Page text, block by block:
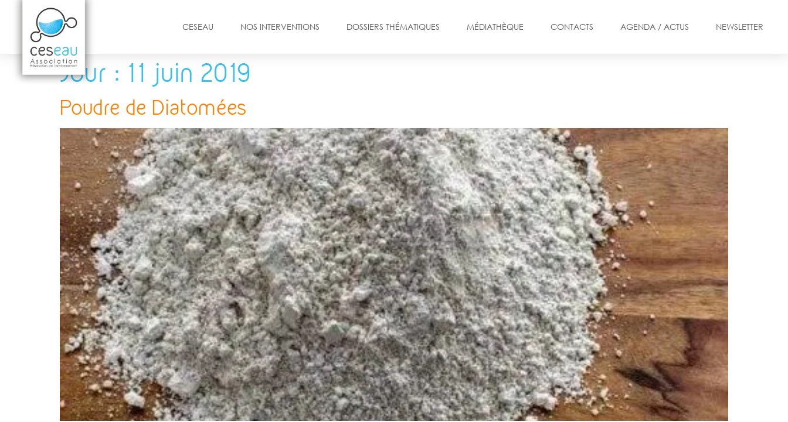
CESEAU NOS INTERVENTIONS DOSSIERS THÉMATIQUES MÉDIATHÈQUE CONTACTS AGENDA / ACTUS NEWSLETTER
Jour : 11 juin 2019
Poudre de Diatomées